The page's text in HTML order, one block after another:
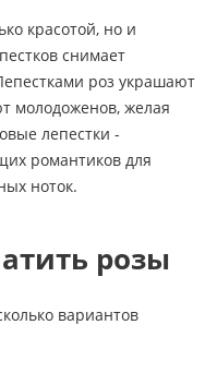
красотой, но и
снимает
роз украшают
молодоженов, желая
лепестки -
романтиков для
ноток.
розы
вариантов